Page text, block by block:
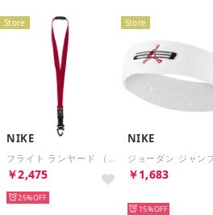
Store
NIKE
フライト ランヤード （ジムレッド/ブラック/ホワイト）
￥2,475
25%
Store
NIKE
￥1,683
15%